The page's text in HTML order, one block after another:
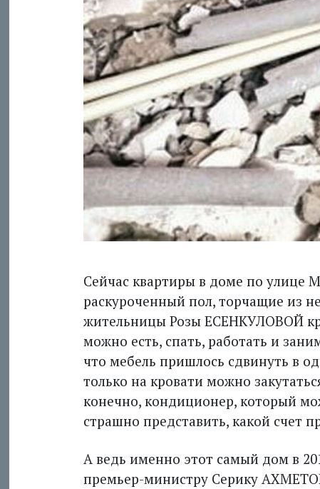
Сейчас квартиры в доме по улице
раскуроченный пол, торчащие из
жительницы Розы ЕСЕНКУЛОВОЙ
можно есть, спать, работать и
что мебель пришлось сдвинуть в
только на кровати можно
конечно, кондиционер, который
страшно представить, какой счет
А ведь именно этот самый дом в
премьер-министру Серику